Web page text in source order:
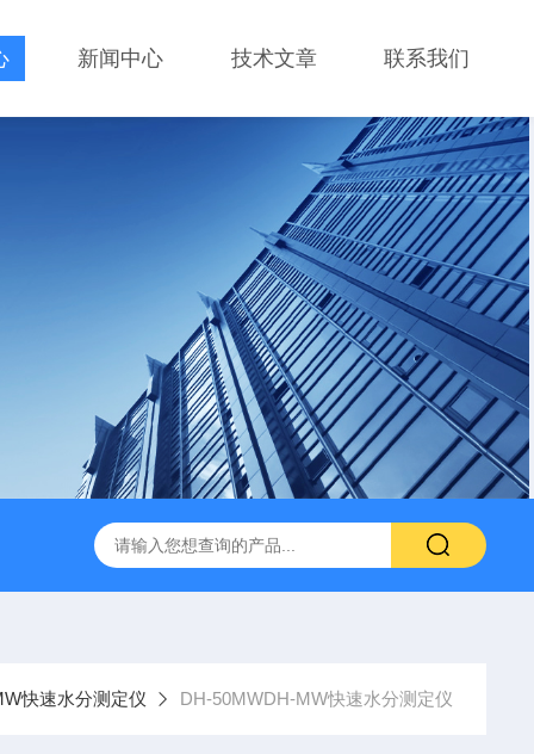
新闻中心 技术文章 联系我们
定仪 GDJ6010高低温交变试验箱daohan冷热交变测试箱
快速水分测定仪 DH-50MWDH-MW快速水分测定仪